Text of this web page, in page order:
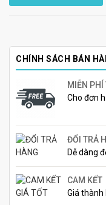
CHÍNH SÁCH BÁN
MIỄN PHÍ
Cho đơn
ĐỔI TRẢ
Dễ dàng
CAM KẾT
Giá